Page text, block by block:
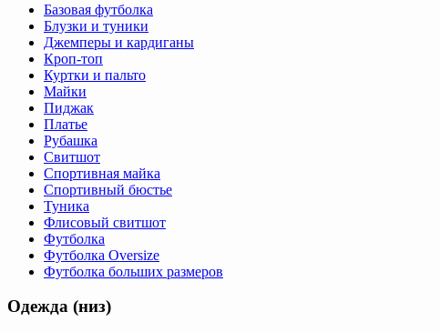
Базовая футболка
Блузки и туники
Джемперы и кардиганы
Кроп-топ
Куртки и пальто
Майки
Пиджак
Платье
Рубашка
Свитшот
Спортивная майка
Спортивный бюстье
Туника
Флисовый свитшот
Футболка
Футболка Oversize
Футболка больших размеров
Одежда (низ)